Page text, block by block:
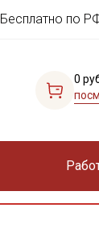
Бесплатно по
0